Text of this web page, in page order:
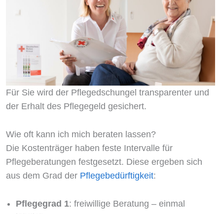
Für Sie wird der Pflegedschungel transparenter und
der Erhalt des Pflegegeld gesichert.
Wie oft kann ich mich beraten lassen?
Die Kostenträger haben feste Intervalle für
Pflegeberatungen festgesetzt. Diese ergeben sich
aus dem Grad der Pflegebedürftigkeit:
Pflegegrad 1: freiwillige Beratung – einmal